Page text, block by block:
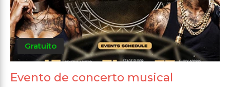
Gratuito
Evento de concerto musical